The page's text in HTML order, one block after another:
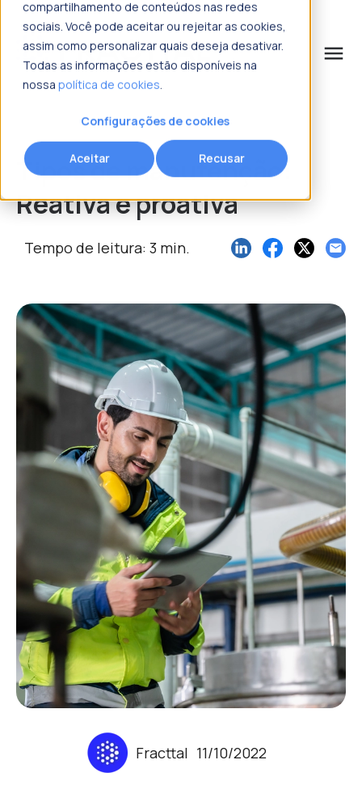
compartilhamento de conteúdos nas redes
sociais. Você pode aceitar ou rejeitar as cookies,
assim como personalizar quais deseja desativar.
Todas as informações estão disponíveis na
nossa política de cookies.
Configurações de cookies
Aceitar Recusar
menu
o que procura?
Tipos de manutenção:
Reativa e proativa
Tempo de leitura: 3 min.
Fracttal 11/10/2022